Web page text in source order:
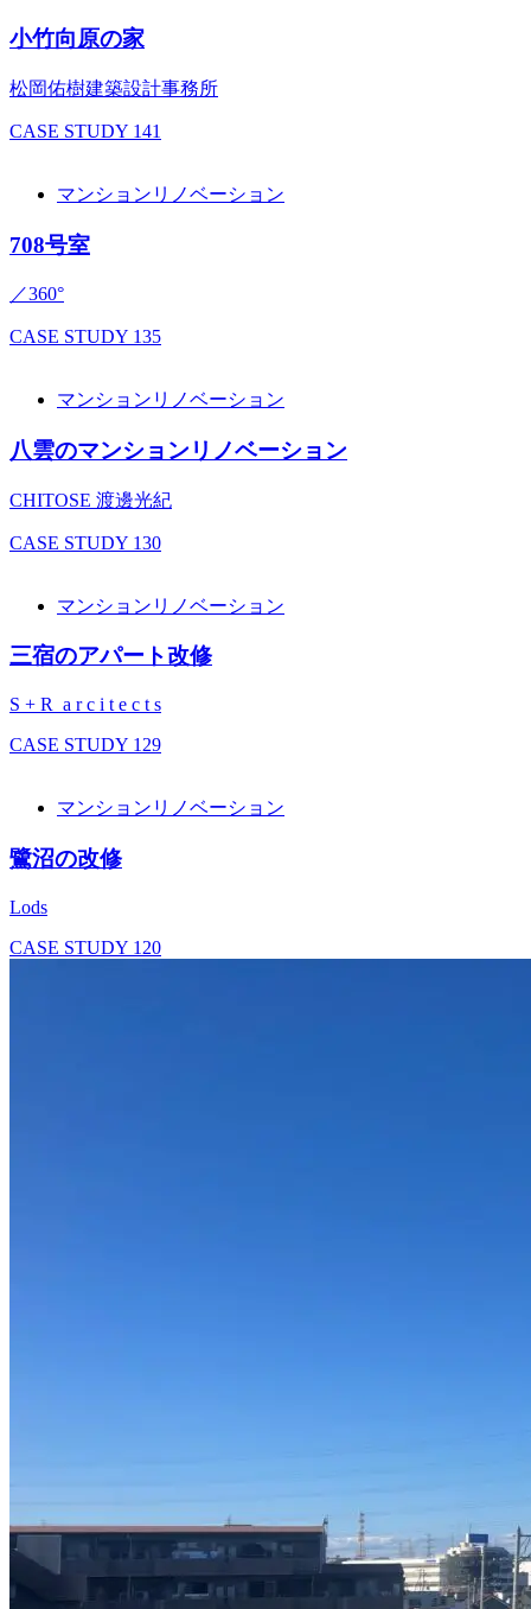
小竹向原の家
松岡佑樹建築設計事務所
CASE STUDY 141
マンションリノベーション
708号室
／360°
CASE STUDY 135
マンションリノベーション
八雲のマンションリノベーション
CHITOSE 渡邊光紀
CASE STUDY 130
マンションリノベーション
三宿のアパート改修
S + R a r c i t e c t s
CASE STUDY 129
マンションリノベーション
鷺沼の改修
Lods
CASE STUDY 120